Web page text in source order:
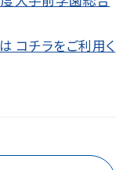
コチラをご利用く